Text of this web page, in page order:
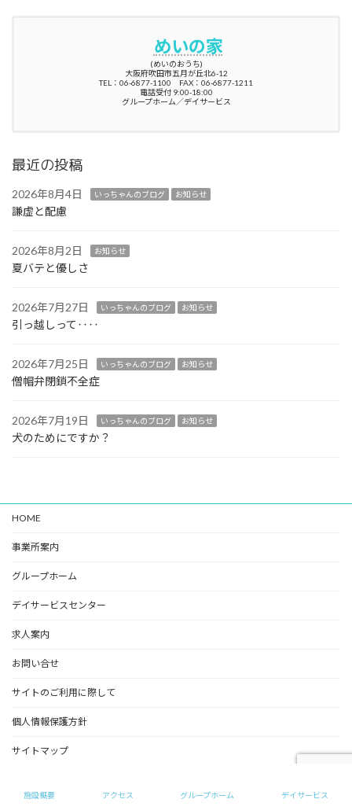
めいの家
(めいのおうち)
大阪府吹田市五月が丘北6-12
TEL：06-6877-1100 FAX：06-6877-1211
電話受付 9:00-18:00
グループホーム／デイサービス
最近の投稿
2026年8月4日 いっちゃんのブログ お知らせ
謙虚と配慮
2026年8月2日 お知らせ
夏バテと優しさ
2026年7月27日 いっちゃんのブログ お知らせ
引っ越しって‥‥
2026年7月25日 いっちゃんのブログ お知らせ
僧帽弁閉鎖不全症
2026年7月19日 いっちゃんのブログ お知らせ
犬のためにですか？
HOME
事業所案内
グループホーム
デイサービスセンター
求人案内
お問い合せ
サイトのご利用に際して
個人情報保護方針
サイトマップ
施設概要 アクセス グループホーム デイサービス